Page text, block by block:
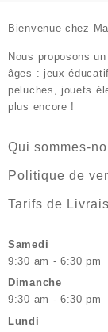
Bienvenue chez
Nous proposons
âges : jeux
peluches, jouets
plus encore !
Qui sommes-
Politique de
Tarifs de
Samedi
9:30 am - 6:30 pm
Dimanche
9:30 am - 6:30 pm
Lundi